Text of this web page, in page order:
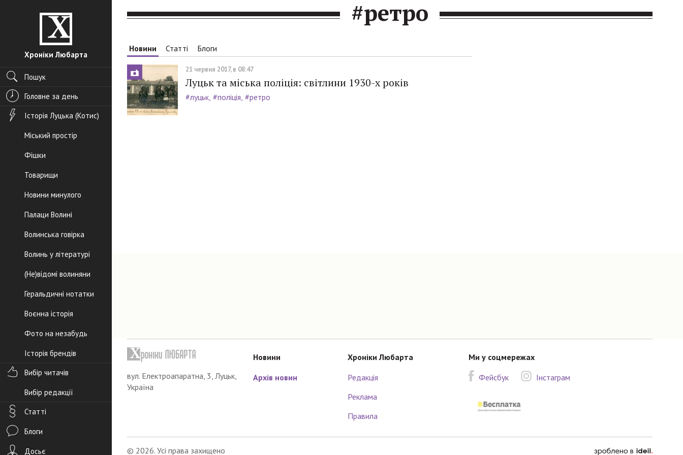
Хроніки Любарта
Пошук
Головне за день
Історія Луцька (Котис)
Міський простір
Фішки
Товарищи
Новини минулого
Палаци Волині
Волинська говірка
Волинь у літературі
(Не)відомі волиняни
Геральдичні нотатки
Воєнна історія
Фото на незабудь
Історія брендів
Вибір читачів
Вибір редакції
Статті
Блоги
Досьє
#ретро
Новини Статті Блоги
21 червня 2017, в 08:47
Луцьк та міська поліція: світлини 1930-х років
#луцьк #поліція #ретро
вул. Електроапаратна, 3, Луцьк,
Україна
Новини
Архів новин
Хроніки Любарта
Редакція
Реклама
Правила
Ми у соцмережах
Фейсбук
Інстаграм
© 2026. Усі права захищено зроблено